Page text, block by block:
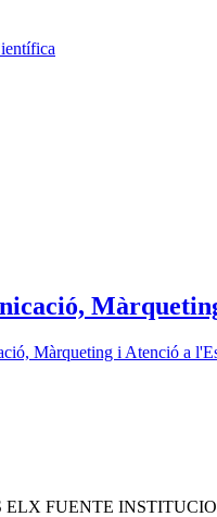
Màrqueting i Atenció a
ELX FUENTE